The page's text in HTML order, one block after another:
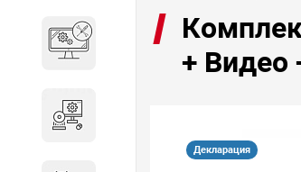
Комплектующие для
вычислительного
оборудования+ Видео
Декларация